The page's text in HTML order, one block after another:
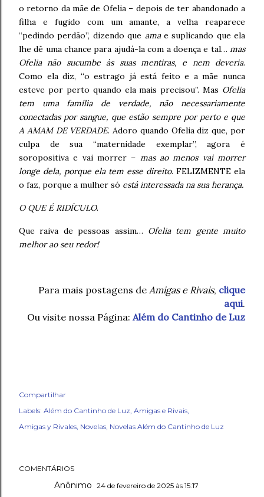
o retorno da mãe de Ofelia – depois de ter abandonado a
filha e fugido com um amante, a velha reaparece
“pedindo perdão”, dizendo que amae suplicando que ela
lhe dê uma chance para ajudá-la com a doença e tal… mas
Ofelia não sucumbe às suas mentiras, e nem deveria.
Como ela diz, “o estrago já está feito e a mãe nunca
esteve por perto quando ela mais precisou”. Mas Ofelia
tem uma família de verdade, não necessariamente
conectadas por sangue, que estão sempre por perto e que
A AMAM DE VERDADE. Adoro quando Ofelia diz que, por
culpa de sua “maternidade exemplar”, agora é
soropositiva e vai morrer – mas ao menos vai morrer
longe dela, porque ela tem esse direito. FELIZMENTE ela
o faz, porque a mulher só está interessada na sua herança.
O QUE É RIDÍCULO.
Que raiva de pessoas assim… Ofelia tem gente muito
melhor ao seu redor!
Para mais postagens de Amigas e Rivais, clique
aqui.
Ou visite nossa Página: Além do Cantinho de Luz
Compartilhar
Labels: Além do Cantinho de Luz Amigas e Rivais
Amigas y Rivales Novelas Novelas Além do Cantinho de Luz
COMENTÁRIOS
Anônimo 24 de fevereiro de 2025 às 15:17